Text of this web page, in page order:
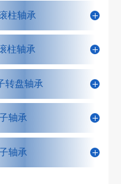
柱轴承
柱轴承
转盘轴承
轴承
轴承